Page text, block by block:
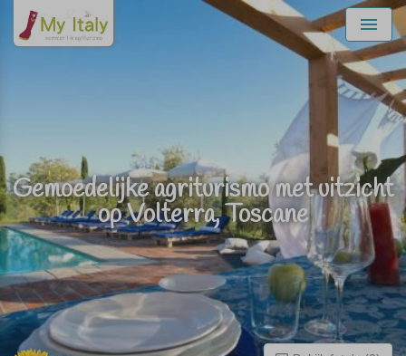
Menu
Gemoedelijke agriturismo met uitzicht
op Volterra, Toscane